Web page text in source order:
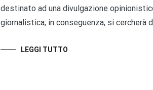
destinato ad una divulgazione
giornalistica; in conseguenza, si cercherà
LEGGI TUTTO